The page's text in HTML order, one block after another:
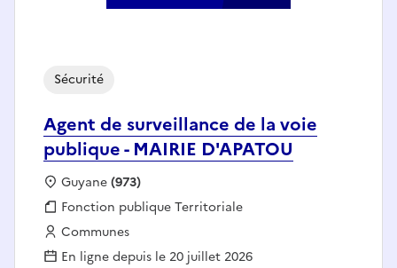
Agent de surveillance de la voie
publique - MAIRIE D'APATOU
Sécurité
Localisation :
Guyane(973)
Fonction publique :
Fonction publique Territoriale
Employeur :
Communes
En ligne depuis le 20 juillet 2026